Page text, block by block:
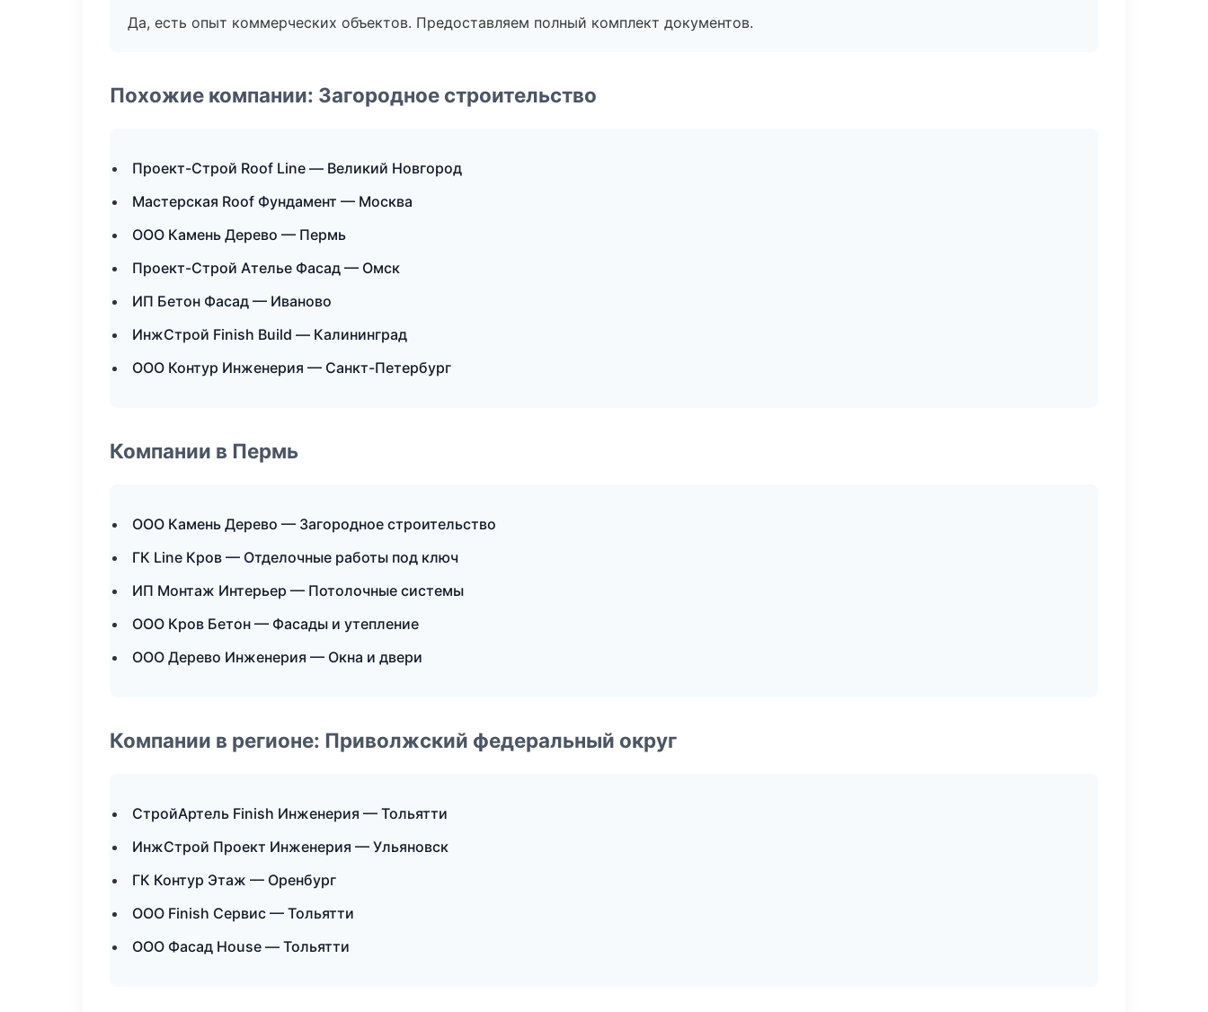
Да, есть опыт коммерческих объектов. Предоставляем полный комплект документов.
Похожие компании: Загородное строительство
Проект-Строй Roof Line — Великий Новгород
Мастерская Roof Фундамент — Москва
ООО Камень Дерево — Пермь
Проект-Строй Ателье Фасад — Омск
ИП Бетон Фасад — Иваново
ИнжСтрой Finish Build — Калининград
ООО Контур Инженерия — Санкт-Петербург
Компании в Пермь
ООО Камень Дерево — Загородное строительство
ГК Line Кров — Отделочные работы под ключ
ИП Монтаж Интерьер — Потолочные системы
ООО Кров Бетон — Фасады и утепление
ООО Дерево Инженерия — Окна и двери
Компании в регионе: Приволжский федеральный округ
СтройАртель Finish Инженерия — Тольятти
ИнжСтрой Проект Инженерия — Ульяновск
ГК Контур Этаж — Оренбург
ООО Finish Сервис — Тольятти
ООО Фасад House — Тольятти